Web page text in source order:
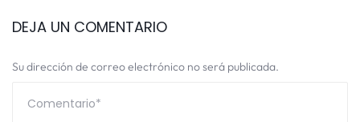
DEJA UN COMENTARIO
Su dirección de correo electrónico no será publicada.